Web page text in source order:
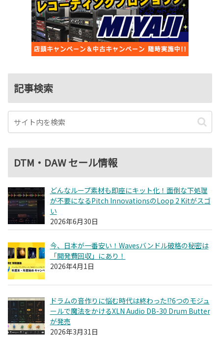
記事検索
DTM・DAW セール情報
どんなループ素材も即座にキット化！面倒な下処理
が不要になるPitch InnovationsのLoop 2 Kitがスゴ
い
2026年6月30日
今、日本が一番安い！Wavesバンドル破格の秘密は
「開発費回収」にあり！
2026年4月1日
ドラムの音作りに悩む時代は終わった!?6つのモジュ
ールで魔法をかけるXLN Audio DB-30 Drum Butter
が発売
2026年3月31日